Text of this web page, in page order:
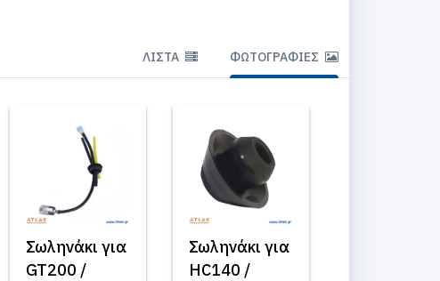
ΛΊΣΤΑ ΦΩΤΟΓΡΑΦΊΕΣ
Σωληνάκι για
GT200 /
Σωληνάκι για
HC140 /